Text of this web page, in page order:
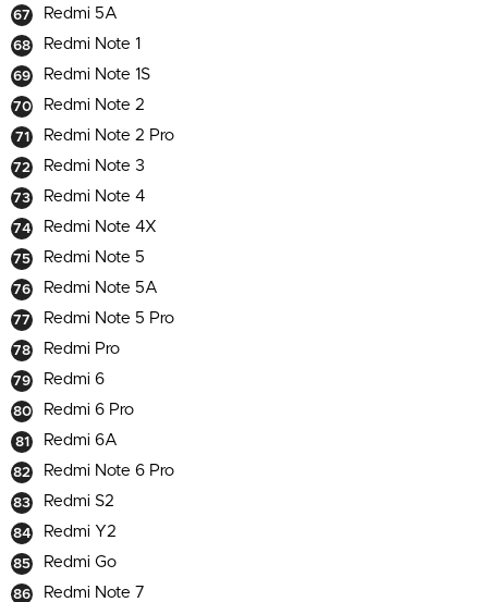
Redmi 5A
Redmi Note 1
Redmi Note 1S
Redmi Note 2
Redmi Note 2 Pro
Redmi Note 3
Redmi Note 4
Redmi Note 4X
Redmi Note 5
Redmi Note 5A
Redmi Note 5 Pro
Redmi Pro
Redmi 6
Redmi 6 Pro
Redmi 6A
Redmi Note 6 Pro
Redmi S2
Redmi Y2
Redmi Go
Redmi Note 7